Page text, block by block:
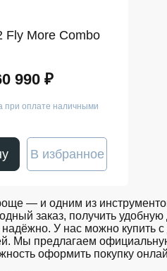
Fly More Combo
990 ₽
при оплате наличными
В избранное
— и одним из
заказ, получить
У нас можно купить
Мы предлагаем
оформить покупку